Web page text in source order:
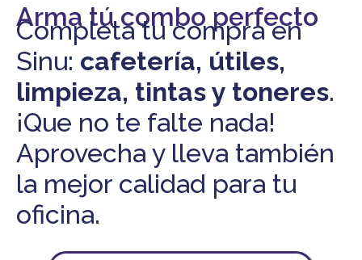
Arma tú combo perfecto
Completa tu compra en
Sinu: cafetería, útiles,
limpieza, tintas y toneres.
¡Que no te falte nada!
Aprovecha y lleva también
la mejor calidad para tu
oficina.